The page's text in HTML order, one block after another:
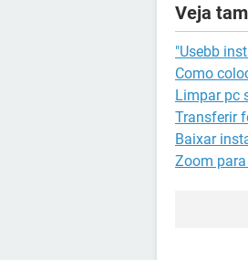
Veja
"Usebb
Como
Limpar pc
Transferir
Baixar
Zoom